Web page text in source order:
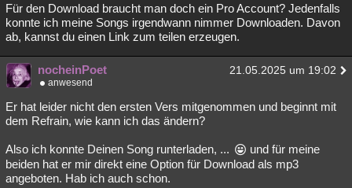
Für den Download braucht man doch ein Pro Account? Jedenfalls
konnte ich meine Songs irgendwann nimmer Downloaden. Davon
ab, kannst du einen Link zum teilen erzeugen.
nocheinPoet 21.05.2025 um 19:02
anwesend
Er hat leider nicht den ersten Vers mitgenommen und beginnt mit
dem Refrain, wie kann ich das ändern?
Also ich konnte Deinen Song runterladen, ...
und für meine
beiden hat er mir direkt eine Option für Download als mp3
angeboten. Hab ich auch schon.